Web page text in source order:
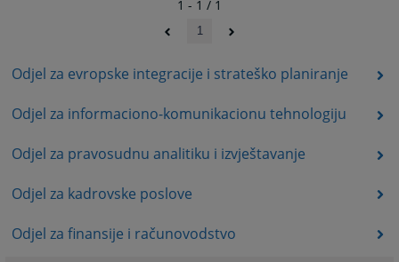
Odjel za evropske integracije i strateško planiranje
Odjel za informaciono-komunikacionu tehnologiju
Odjel za pravosudnu analitiku i izvještavanje
Odjel za kadrovske poslove
Odjel za finansije i računovodstvo
1 - 1 / 1
1